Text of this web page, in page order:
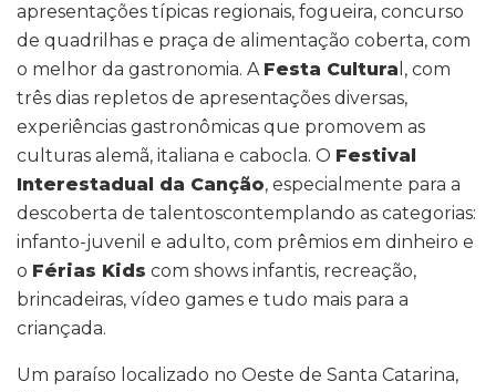
apresentações típicas regionais, fogueira, concurso
de quadrilhas e praça de alimentação coberta, com
o melhor da gastronomia. A Festa Cultura l, com
três dias repletos de apresentações diversas,
experiências gastronômicas que promovem as
culturas alemã, italiana e cabocla. O Festival
Interestadual da Canção, especialmente para a
descoberta de talentoscontemplando as categorias:
infanto-juvenil e adulto, com prêmios em dinheiro e
o Férias Kids com shows infantis, recreação,
brincadeiras, vídeo games e tudo mais para a
criançada.
Um paraíso localizado no Oeste de Santa Catarina,